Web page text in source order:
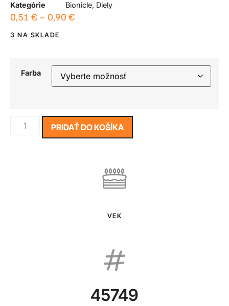
Kategórie
Bionicle, Diely
0,51 € – 0,90 €
3 NA SKLADE
Farba
PRIDAŤ DO KOŠÍKA
VEK
45749